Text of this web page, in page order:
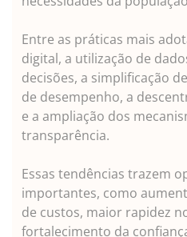
Entre as práticas mais
digital, a utilização de
decisões, a simplificação
de desempenho, a
e a ampliação dos
transparência.
Essas tendências trazem
importantes, como
de custos, maior rapidez
fortalecimento da